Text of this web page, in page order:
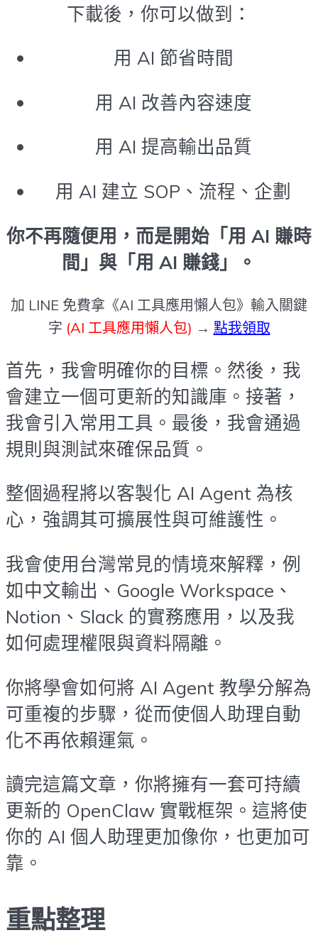
下載後，你可以做到：
用 AI 節省時間
用 AI 改善內容速度
用 AI 提高輸出品質
用 AI 建立 SOP、流程、企劃
你不再隨便用，而是開始「用 AI 賺時
間」與「用 AI 賺錢」。
加 LINE 免費拿《AI 工具應用懶人包》輸入關鍵
字 (AI 工具應用懶人包) → 點我領取
首先，我會明確你的目標。然後，我
會建立一個可更新的知識庫。接著，
我會引入常用工具。最後，我會通過
規則與測試來確保品質。
整個過程將以客製化 AI Agent 為核
心，強調其可擴展性與可維護性。
我會使用台灣常見的情境來解釋，例
如中文輸出、Google Workspace、
Notion、Slack 的實務應用，以及我
如何處理權限與資料隔離。
你將學會如何將 AI Agent 教學分解為
可重複的步驟，從而使個人助理自動
化不再依賴運氣。
讀完這篇文章，你將擁有一套可持續
更新的 OpenClaw 實戰框架。這將使
你的 AI 個人助理更加像你，也更加可
靠。
重點整理